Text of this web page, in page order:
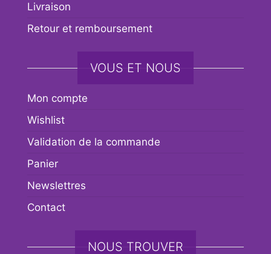
Livraison
Retour et remboursement
VOUS ET NOUS
Mon compte
Wishlist
Validation de la commande
Panier
Newslettres
Contact
NOUS TROUVER